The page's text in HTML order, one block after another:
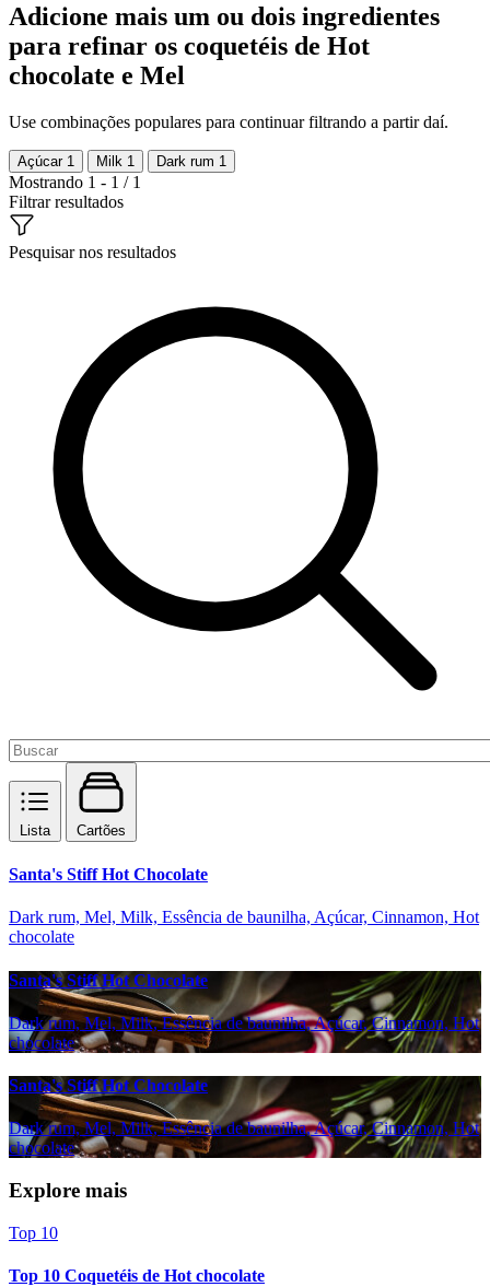
Adicione mais um ou dois ingredientes
para refinar os coquetéis de Hot
chocolate e Mel
Use combinações populares para continuar filtrando a partir daí.
Açúcar 1 Milk 1 Dark rum 1
Mostrando 1 - 1 / 1
Filtrar resultados
Pesquisar nos resultados
Lista Cartões
Santa's Stiff Hot Chocolate
Dark rum, Mel, Milk, Essência de baunilha, Açúcar, Cinnamon, Hot
chocolate
Santa's Stiff Hot Chocolate
Dark rum, Mel, Milk, Essência de baunilha, Açúcar, Cinnamon, Hot
chocolate
Santa's Stiff Hot Chocolate
Dark rum, Mel, Milk, Essência de baunilha, Açúcar, Cinnamon, Hot
chocolate
Explore mais
Top 10
Top 10 Coquetéis de Hot chocolate